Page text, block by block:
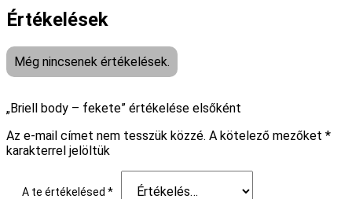
Értékelések
Még nincsenek értékelések.
„Briell body – fekete” értékelése elsőként
Az e-mail címet nem tesszük közzé. A kötelező mezőket *
karakterrel jelöltük
A te értékelésed *